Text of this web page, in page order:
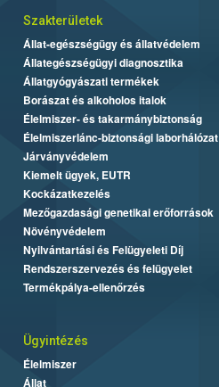
Szakterületek
Állat-egészségügy és állatvédelem
Állategészségügyi diagnosztika
Állatgyógyászati termékek
Borászat és alkoholos italok
Élelmiszer- és takarmánybiztonság
Élelmiszerlánc-biztonsági laborhálózat
Járványvédelem
Kiemelt ügyek, EUTR
Kockázatkezelés
Mezőgazdasági genetikai erőforrások
Növényvédelem
Nyilvántartási és Felügyeleti Díj
Rendszerszervezés és felügyelet
Termékpálya-ellenőrzés
Ügyintézés
Élelmiszer
Állat